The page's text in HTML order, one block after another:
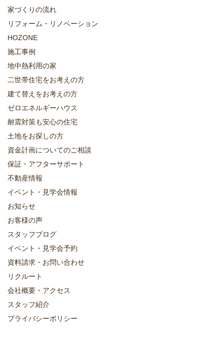
家づくりの流れ
リフォーム・リノベーション
HOZONE
施工事例
地中熱利用の家
二世帯住宅をお考えの方
建て替えをお考えの方
ゼロエネルギーハウス
耐震対策も安心の住宅
土地をお探しの方
資金計画についてのご相談
保証・アフターサポート
不動産情報
イベント・見学会情報
お知らせ
お客様の声
スタッフブログ
イベント・見学会予約
資料請求・お問い合わせ
リクルート
会社概要・アクセス
スタッフ紹介
プライバシーポリシー